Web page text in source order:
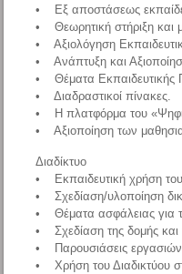
• Εξ αποστάσεως
• Θεωρητική στήριξη και
• Αξιολόγηση
• Ανάπτυξη και
• Θέματα Εκπαιδευτικής
• Διαδραστικοί πίνακες.
• Η πλατφόρμα του
• Αξιοποίηση των
Διαδίκτυο
• Εκπαιδευτική χρήση του
• Σχεδίαση/υλοποίηση
• Θέματα ασφάλειας για
• Σχεδίαση της δομής και
• Παρουσιάσεις εργασιών
• Χρήση του Διαδικτύου